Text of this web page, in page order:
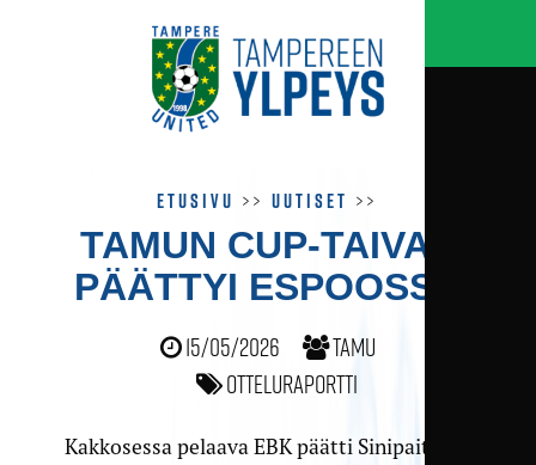
Etusivu >>Uutiset >>
TAMUN CUP-TAIVAL
PÄÄTTYI ESPOOSSA
15/05/2026
TamU
Otteluraportti
Kakkosessa pelaava EBK päätti Sinipaitojen